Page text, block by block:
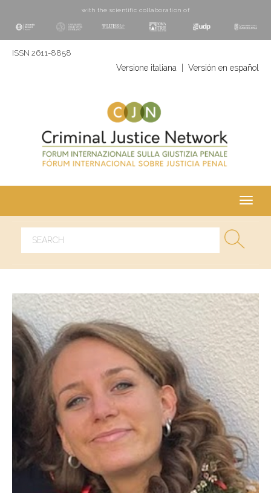
with the scientific collaboration of
ISSN 2611-8858
Versione italiana Versión en español